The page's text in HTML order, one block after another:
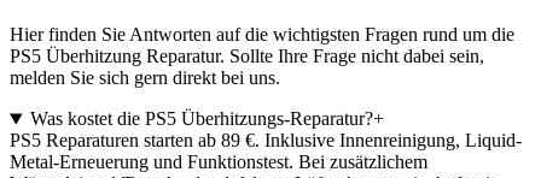
Hier finden Sie Antworten auf die wichtigsten Fragen rund um die
PS5 Überhitzung Reparatur. Sollte Ihre Frage nicht dabei sein,
melden Sie sich gern direkt bei uns.
Was kostet die PS5 Überhitzungs-Reparatur?+
PS5 Reparaturen starten ab 89 €. Inklusive Innenreinigung, Liquid-
Metal-Erneuerung und Funktionstest. Bei zusätzlichem